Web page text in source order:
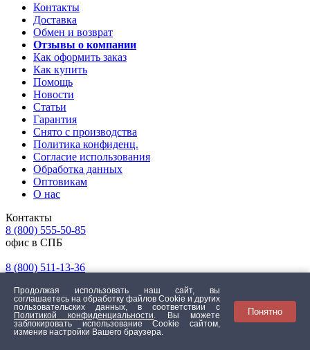
Контакты
Доставка
Обмен и возврат
Отзывы о компании
Как оформить заказ
Как купить
Помощь
Новости
Статьи
Гарантия
Снято с производства
Политика конфиденц.
Согласие использования
Обработка данных
Оптовикам
О нас
Контакты
8 (800) 555-50-85
офис в СПБ
8 (800) 511-13-36
Обратная связь
Жалобы и предложения
Продолжая использовать наш сайт, вы
соглашаетесь на обработку файлов Сookie и других
пользовательских данных, в соответствии с
Политикой конфиденциальности
. Вы можете
заблокировать использование Cookie сайтом,
изменив настройки Вашего браузера.
Понятно